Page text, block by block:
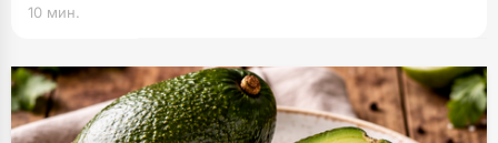
10 мин.